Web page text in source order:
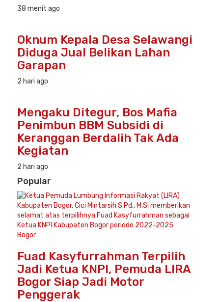
38 menit ago
Oknum Kepala Desa Selawangi
Diduga Jual Belikan Lahan
Garapan
2 hari ago
Mengaku Ditegur, Bos Mafia
Penimbun BBM Subsidi di
Keranggan Berdalih Tak Ada
Kegiatan
2 hari ago
Popular
Bogor
Fuad Kasyfurrahman Terpilih
Jadi Ketua KNPI, Pemuda LIRA
Bogor Siap Jadi Motor
Penggerak